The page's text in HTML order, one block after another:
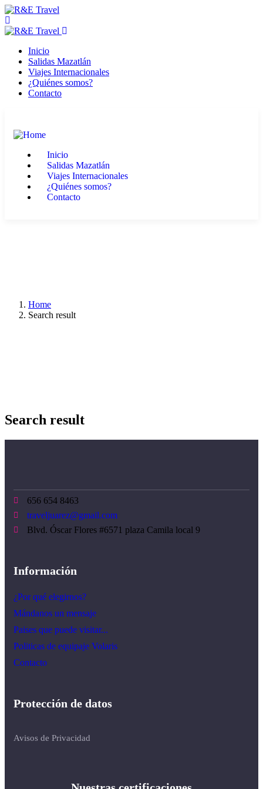
Inicio
Salidas Mazatlán
Viajes Internacionales
¿Quiénes somos?
Contacto
Inicio
Salidas Mazatlán
Viajes Internacionales
¿Quiénes somos?
Contacto
Home
Search result
Search result
656 654 8463
traveljuarez@gmail.com
Blvd. Óscar Flores #6571 plaza Camila local 9
Información
¿Por qué elegirnos?
Mándanos un mensaje
Paises que puede visitar...
Politicas de equipaje Volaris
Contacto
Protección de datos
Avisos de Privacidad